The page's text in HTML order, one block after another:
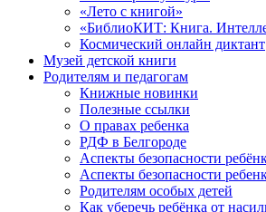
«Лето с книгой»
«БиблиоКИТ: Книга.
Космический онлайн диктант
Музей детской книги
Родителям и педагогам
Книжные новинки
Полезные ссылки
О правах ребенка
РДФ в Белгороде
Аспекты безопасности
Аспекты безопасности
Родителям особых детей
Как уберечь ребёнка от